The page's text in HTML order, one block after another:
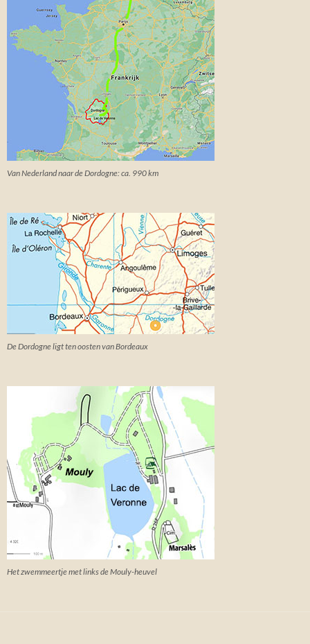
Van Nederland naar de Dordogne: ca. 990 km
De Dordogne ligt ten oosten van Bordeaux
Het zwemmeertje met links de Mouly-heuvel